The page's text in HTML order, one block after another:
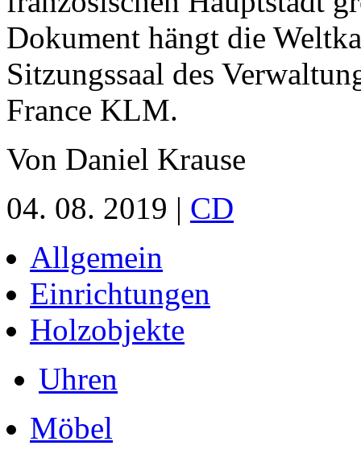
Dokument hängt die
Sitzungssaal des
France KLM.
Von Daniel Krause
04. 08. 2019 | CD
Allgemein
Einrichtungen
Holzobjekte
Uhren
Möbel